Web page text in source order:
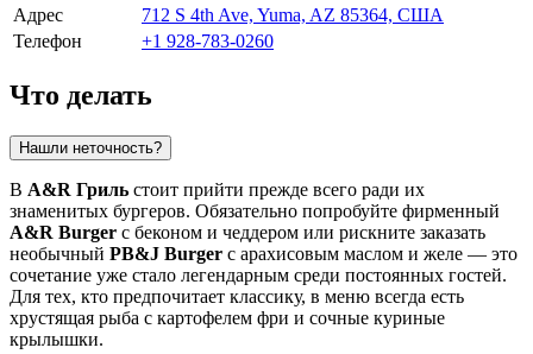
Адрес
712 S 4th Ave, Yuma, AZ 85364, США
Телефон
+1 928-783-0260
Что делать
Нашли неточность?
В A&R Гриль стоит прийти прежде всего ради их
знаменитых бургеров. Обязательно попробуйте фирменный
A&R Burger с беконом и чеддером или рискните заказать
необычный PB&J Burger с арахисовым маслом и желе — это
сочетание уже стало легендарным среди постоянных гостей.
Для тех, кто предпочитает классику, в меню всегда есть
хрустящая рыба с картофелем фри и сочные куриные
крылышки.